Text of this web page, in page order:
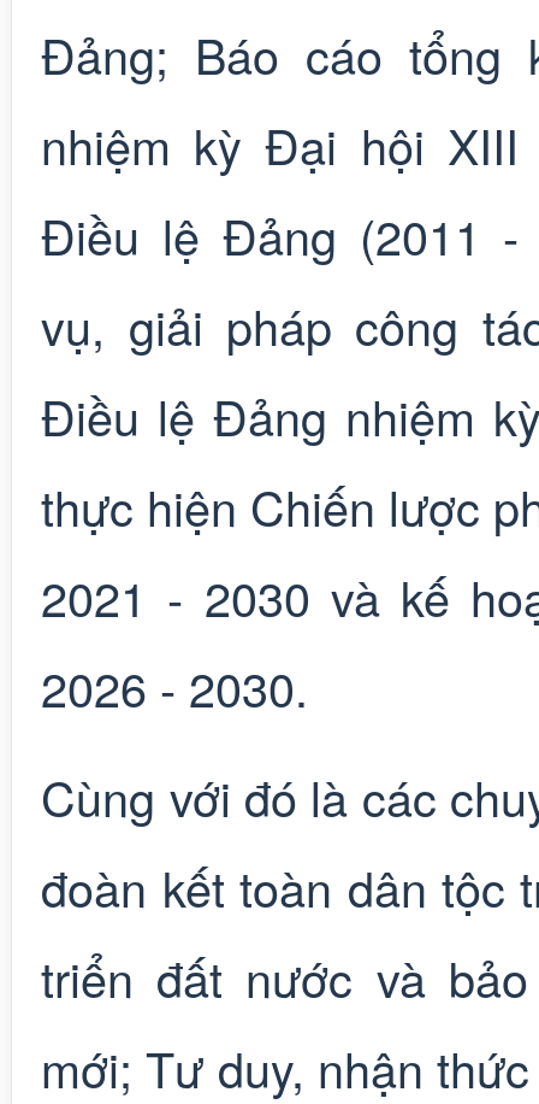
Đảng; Báo cáo tổng
nhiệm kỳ Đại hội
Điều lệ Đảng (2011 -
vụ, giải pháp công
Điều lệ Đảng nhiệm
thực hiện Chiến lược
2021 - 2030 và kế
2026 - 2030.
Cùng với đó là các
đoàn kết toàn dân tộc
triển đất nước và
mới; Tư duy, nhận